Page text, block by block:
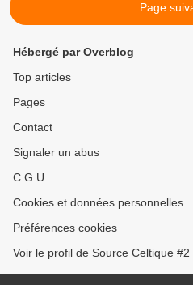
Page
Hébergé par Overblog
Top articles
Pages
Contact
Signaler un abus
C.G.U.
Cookies et données personnelles
Préférences cookies
Voir le profil de Source Celtique